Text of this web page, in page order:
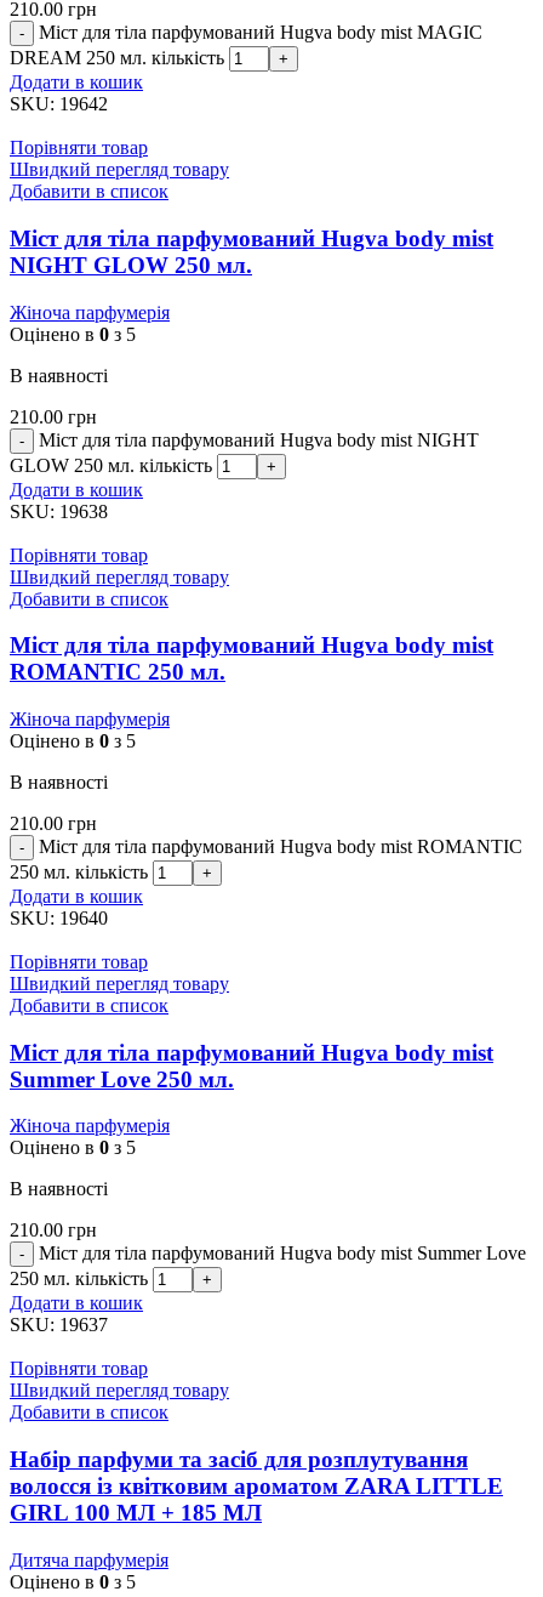
210.00 грн
Міст для тіла парфумований Hugva body mist MAGIC
DREAM 250 мл. кількість
Додати в кошик
SKU: 19642
Порівняти товар
Швидкий перегляд товару
Добавити в список
Міст для тіла парфумований Hugva body mist
NIGHT GLOW 250 мл.
Жіноча парфумерія
Оцінено в 0 з 5
В наявності
210.00 грн
Міст для тіла парфумований Hugva body mist NIGHT
GLOW 250 мл. кількість
Додати в кошик
SKU: 19638
Порівняти товар
Швидкий перегляд товару
Добавити в список
Міст для тіла парфумований Hugva body mist
ROMANTIC 250 мл.
Жіноча парфумерія
Оцінено в 0 з 5
В наявності
210.00 грн
Міст для тіла парфумований Hugva body mist ROMANTIC
250 мл. кількість
Додати в кошик
SKU: 19640
Порівняти товар
Швидкий перегляд товару
Добавити в список
Міст для тіла парфумований Hugva body mist
Summer Love 250 мл.
Жіноча парфумерія
Оцінено в 0 з 5
В наявності
210.00 грн
Міст для тіла парфумований Hugva body mist Summer Love
250 мл. кількість
Додати в кошик
SKU: 19637
Порівняти товар
Швидкий перегляд товару
Добавити в список
Набір парфуми та засіб для розплутування
волосся із квітковим ароматом ZARA LITTLE
GIRL 100 МЛ + 185 МЛ
Дитяча парфумерія
Оцінено в 0 з 5